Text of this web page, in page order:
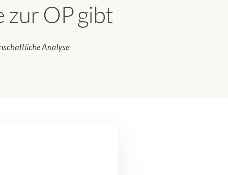
zur OP gibt
Analyse